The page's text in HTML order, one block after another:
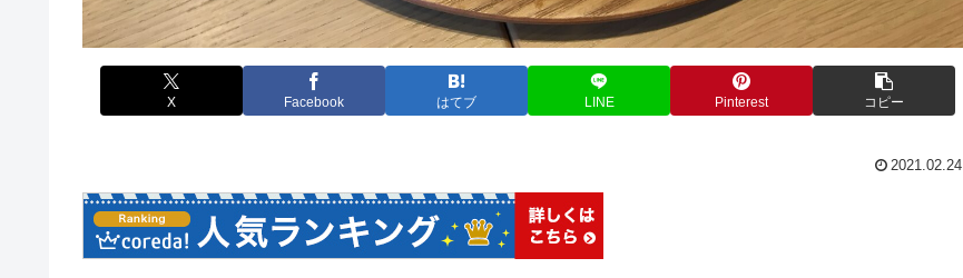
X Facebook はてブ LINE Pinterest コピー
2021.02.24